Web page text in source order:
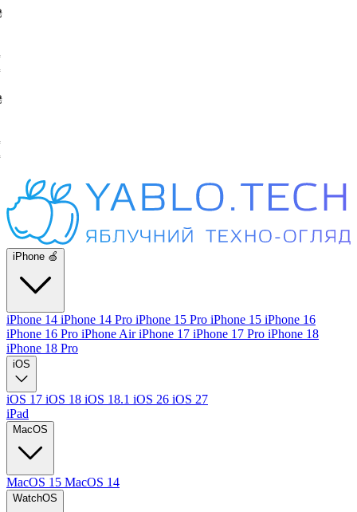
iPhone 🍏
iPhone 14 iPhone 14 Pro iPhone 15 Pro iPhone 15 iPhone 16
iPhone 16 Pro iPhone AiriPhone 17 iPhone 17 Pro iPhone 18
iPhone 18 Pro
iOS
iOS 17 iOS 18 iOS 18.1 iOS 26 iOS 27
iPad
MacOS
MacOS 15 MacOS 14
WatchOS